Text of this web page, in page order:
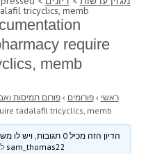
tricyclics, memb
require
memb
ראשי › פורומים › פורום תמיסות
tadalafil tricyclics, memb
הדיון הזה מכיל 0 תגובות, ויש לו משתתף 1, והוא עודכן לאחרונה ע״י